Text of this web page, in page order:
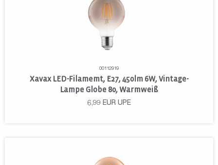
00112919
Xavax LED-Filamemt, E27, 450lm 6W, Vintage-
Lampe Globe 80, Warmweiß
6,99 EUR UPE